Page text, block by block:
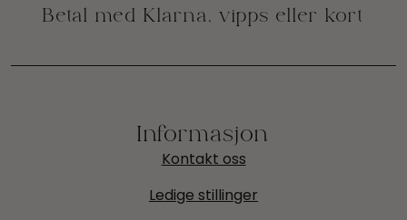
Kontakt oss
Ledige stillinger